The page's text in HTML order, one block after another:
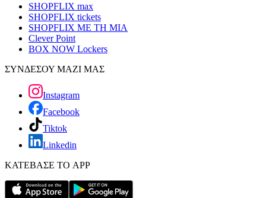
SHOPFLIX max
SHOPFLIX tickets
SHOPFLIX ΜΕ ΤΗ ΜΙΑ
Clever Point
BOX NOW Lockers
ΣΥΝΔΕΣΟΥ ΜΑΖΙ ΜΑΣ
Instagram
Facebook
Tiktok
Linkedin
ΚΑΤΕΒΑΣΕ ΤΟ APP